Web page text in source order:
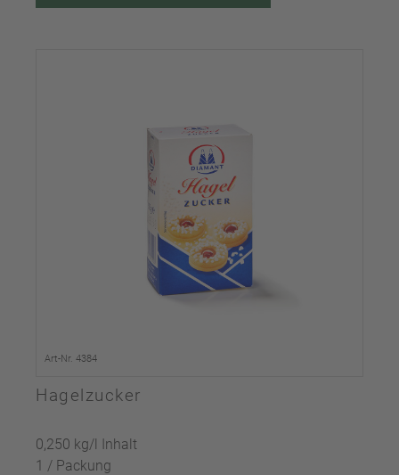
Art-Nr. 4384
Hagelzucker
0,250 kg/l Inhalt
1 / Packung